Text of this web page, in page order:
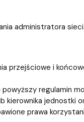
administratora sieci.
przejściowe i
powyższy regulamin
kierownika jednostki
prawa